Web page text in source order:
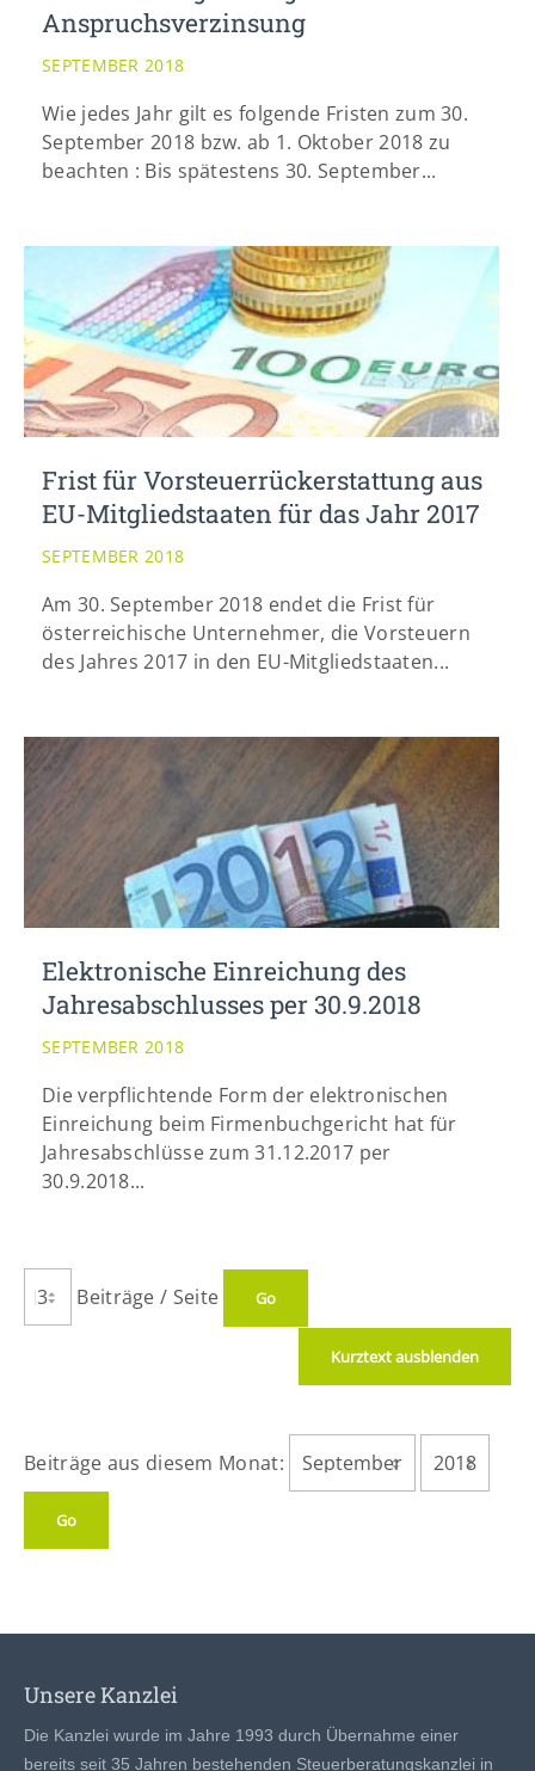
Anspruchsverzinsung
SEPTEMBER 2018
Wie jedes Jahr gilt es folgende Fristen zum 30.
September 2018 bzw. ab 1. Oktober 2018 zu
beachten : Bis spätestens 30. September...
Frist für Vorsteuerrückerstattung aus
EU-Mitgliedstaaten für das Jahr 2017
SEPTEMBER 2018
Am 30. September 2018 endet die Frist für
österreichische Unternehmer, die Vorsteuern
des Jahres 2017 in den EU-Mitgliedstaaten...
Elektronische Einreichung des
Jahresabschlusses per 30.9.2018
SEPTEMBER 2018
Die verpflichtende Form der elektronischen
Einreichung beim Firmenbuchgericht hat für
Jahresabschlüsse zum 31.12.2017 per
30.9.2018...
Beiträge / Seite
Kurztext ausblenden
Beiträge aus diesem Monat:
Unsere Kanzlei
Die Kanzlei wurde im Jahre 1993 durch Übernahme einer
bereits seit 35 Jahren bestehenden Steuerberatungskanzlei in